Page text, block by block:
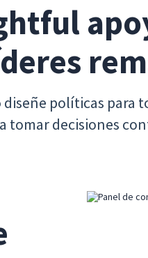
diseñe políticas
tomar decisiones